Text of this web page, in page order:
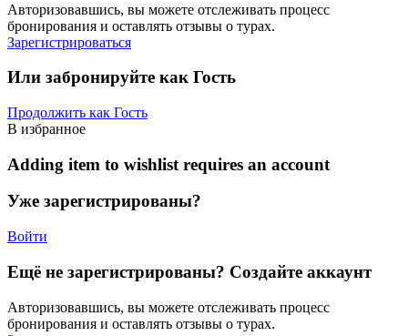
Авторизовавшись, вы можете отслеживать процесс
бронирования и оставлять отзывы о турах.
Зарегистрироваться
Или забронируйте как Гость
Продолжить как Гость
В избранное
Adding item to wishlist requires an account
Уже зарегистрированы?
Войти
Ещё не зарегистрированы? Создайте аккаунт
Авторизовавшись, вы можете отслеживать процесс
бронирования и оставлять отзывы о турах.